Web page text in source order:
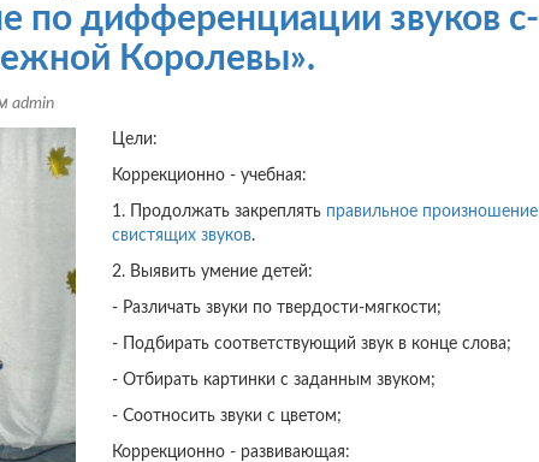
по дифференциации звуков
Королевы».
admin
Цели:
Коррекционно - учебная:
1. Продолжать закреплять правильное произношение
свистящих звуков.
2. Выявить умение детей:
- Различать звуки по твердости-мягкости;
- Подбирать соответствующий звук в конце слова;
- Отбирать картинки с заданным звуком;
- Соотносить звуки с цветом;
Коррекционно - развивающая: